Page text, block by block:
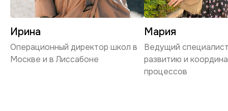
Ирина
Операционный директор школ в
Москве и в Лиссабоне
Мария
Ведущий
развитию и
процессов